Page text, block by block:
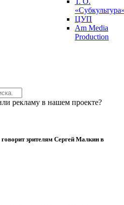
ЦУП
Am Media
Production
рекламу в нашем проекте?
зрителям Сергей Малкин в